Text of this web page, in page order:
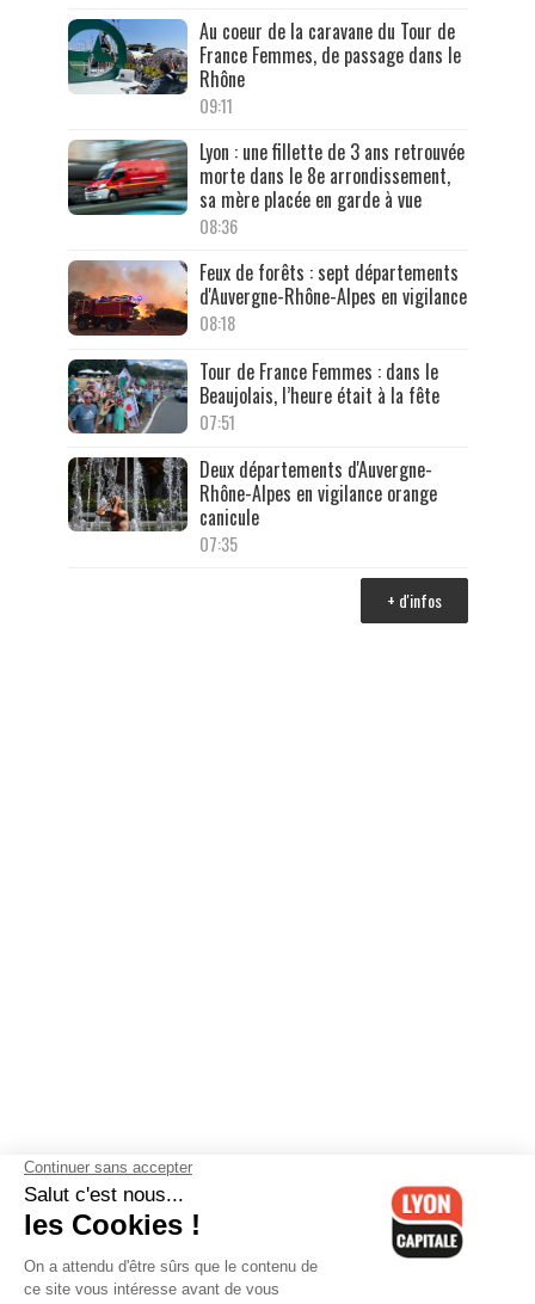
Au coeur de la caravane du Tour de
France Femmes, de passage dans le
Rhône
09:11
Lyon : une fillette de 3 ans retrouvée
morte dans le 8e arrondissement,
sa mère placée en garde à vue
08:36
Feux de forêts : sept départements
d'Auvergne-Rhône-Alpes en vigilance
08:18
Tour de France Femmes : dans le
Beaujolais, l’heure était à la fête
07:51
Deux départements d'Auvergne-
Rhône-Alpes en vigilance orange
canicule
07:35
+ d'infos